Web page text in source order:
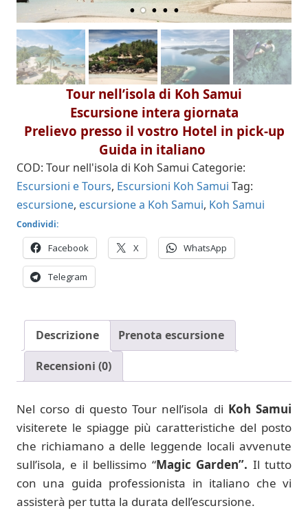
Tour nell’isola di Koh Samui
Escursione intera giornata
Prelievo presso il vostro Hotel in pick-up
Guida in italiano
COD: Tour nell'isola di Koh Samui Categorie:
Escursioni e Tours, Escursioni Koh Samui Tag:
escursione, escursione a Koh Samui, Koh Samui
Condividi:
Facebook X WhatsApp
Telegram
Descrizione Prenota escursione
Recensioni (0)
Nel corso di questo Tour nell’isola di Koh Samui
visiterete le spiagge più caratteristiche del posto
che richiamano a delle leggende locali avvenute
sull’isola, e il bellissimo “Magic Garden”. Il tutto
con una guida professionista in italiano che vi
assisterà per tutta la durata dell’escursione.